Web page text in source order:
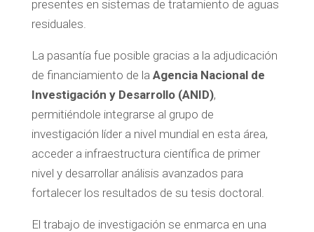
presentes en sistemas de tratamiento de aguas
residuales.
La pasantía fue posible gracias a la adjudicación
de financiamiento de la Agencia Nacional de
Investigación y Desarrollo (ANID),
permitiéndole integrarse al grupo de
investigación líder a nivel mundial en esta área,
acceder a infraestructura científica de primer
nivel y desarrollar análisis avanzados para
fortalecer los resultados de su tesis doctoral.
El trabajo de investigación se enmarca en una